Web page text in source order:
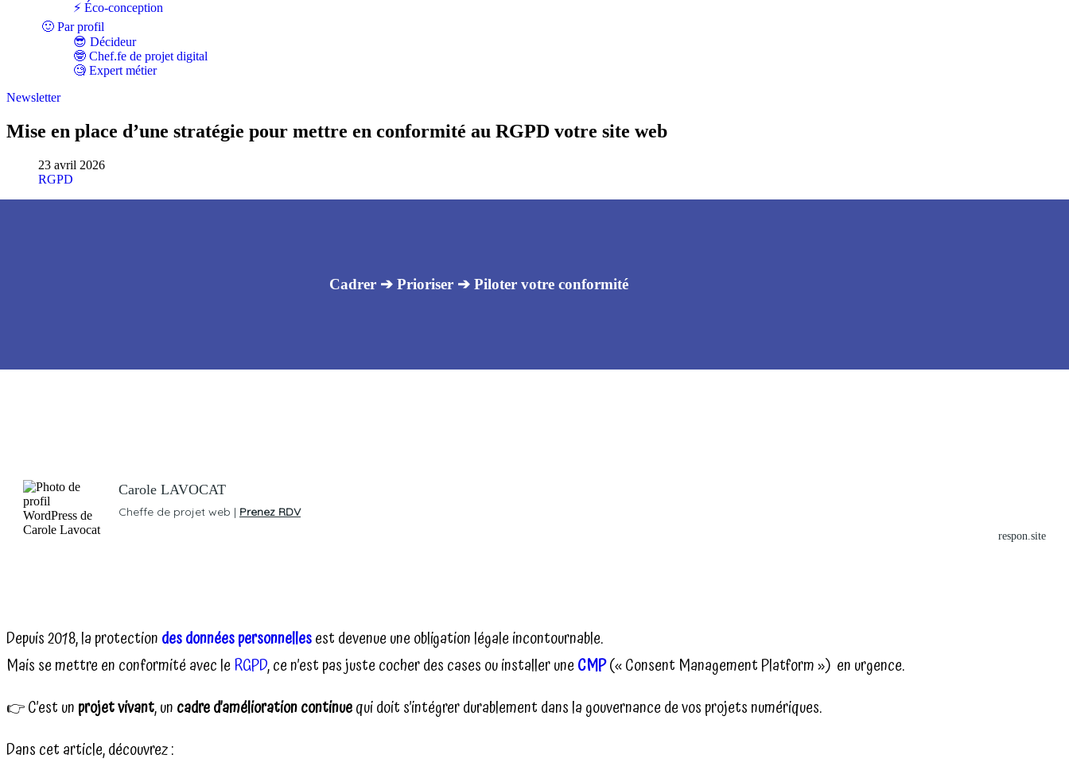
⚡ Éco-conception
🙂 Par profil
😎 Décideur
🤓 Chef.fe de projet digital
🧐 Expert métier
Newsletter
Mise en place d’une stratégie pour mettre en conformité au RGPD votre site web
23 avril 2026
RGPD
Cadrer ➔ Prioriser ➔ Piloter votre conformité
Carole LAVOCAT
Cheffe de projet web | Prenez RDV
respon.site
Depuis 2018, la protectiondes données personnellesest devenue une obligation légale incontournable.
Mais se mettre en conformité avec leRGPD, ce n’est pas juste cocher des cases ou installer uneCMP(« Consent Management Platform ») en urgence.
👉 C’est unprojet vivant, uncadre d’amélioration continuequi doit s’intégrer durablement dans la gouvernance de vos projets numériques.
Dans cet article, découvrez :